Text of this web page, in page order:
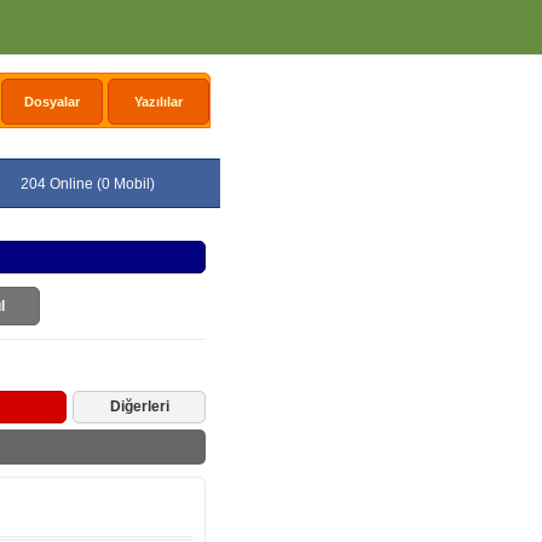
Dosyalar Yazılılar
204 Online (0 Mobil)
Diğerleri